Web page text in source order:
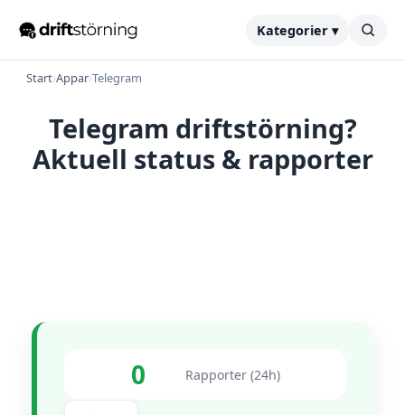
Kategorier ▾
Start›Appar›Telegram
Telegram driftstörning?
Aktuell status & rapporter
0 Rapporter (24h)